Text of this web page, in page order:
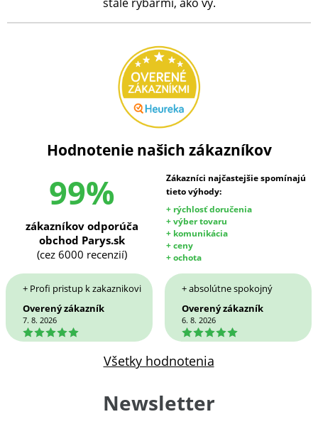
Hodnotenie našich zákazníkov
99%
Zákazníci najčastejšie spomínajú
tieto výhody:
+ rýchlosť doručenia
+ výber tovaru
+ komunikácia
+ ceny
+ ochota
zákazníkov odporúča
obchod Parys.sk
(cez 6000 recenzií)
+ Profi pristup k zakaznikovi
Overený zákazník
7. 8. 2026
5
+ absolútne spokojný
Overený zákazník
6. 8. 2026
5
Všetky hodnotenia
Newsletter